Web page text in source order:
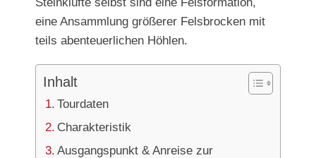
eine Ansammlung größerer Felsbrocken mit
teils abenteuerlichen Höhlen.
Inhalt
Tourdaten
Charakteristik
Ausgangspunkt & Anreise zur